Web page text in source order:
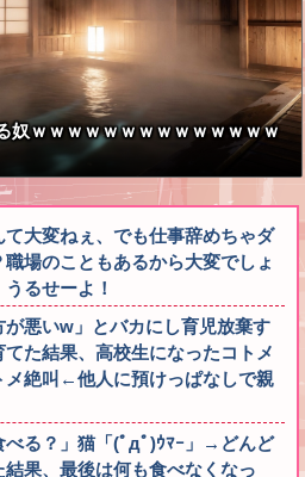
奴ｗｗｗｗｗｗｗｗｗｗｗｗｗｗ
大変ねぇ、でも仕事辞めちゃダ
場のこともあるから大変でしょ
るせーよ！
悪いw」とバカにし育児放棄す
た結果、高校生になったコトメ
メ絶叫←他人に預けっぱなしで親
べる？」猫「(ﾟдﾟ)ｳﾏｰ」→どんど
果、最後は何も食べなくなっ